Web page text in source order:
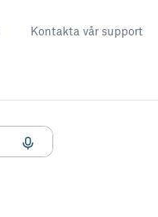
Kontakta vår support